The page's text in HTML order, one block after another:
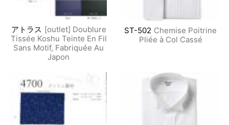
アトラス [outlet] Doublure
Tissée Koshu Teinte En Fil
Sans Motif, Fabriquée Au
Japon
ST-502 Chemise Poitrine
Pliée à Col Cassé